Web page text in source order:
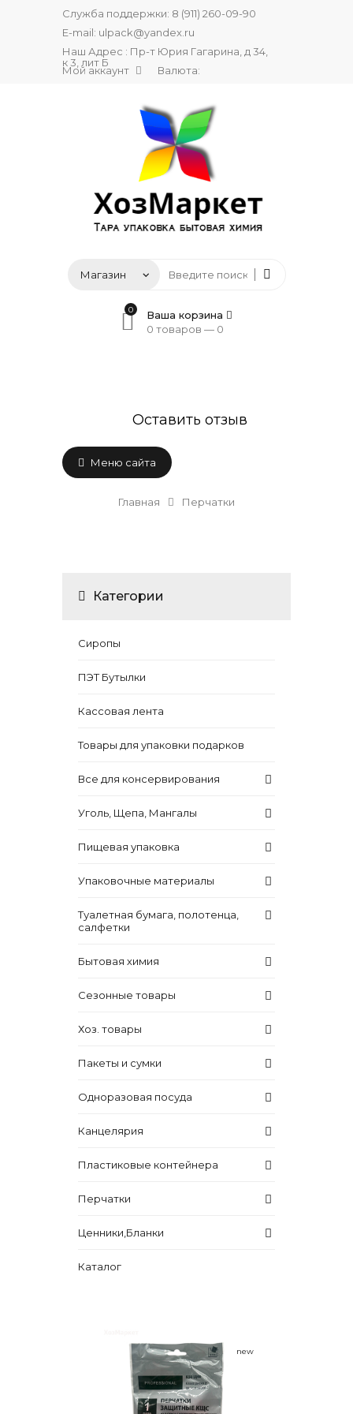
Служба поддержки: 8 (911) 260-09-90
E-mail: ulpack@yandex.ru
Наш Адрес : Пр-т Юрия Гагарина, д 34,
к 3, лит Б
Мой аккаунт Валюта:
0
Ваша корзина
0 товаров — 0
Оставить отзыв
Меню сайта
Главная Перчатки
Категории
Сиропы
ПЭТ Бутылки
Кассовая лента
Товары для упаковки подарков
Все для консервирования
Уголь, Щепа, Мангалы
Пищевая упаковка
Упаковочные материалы
Туалетная бумага, полотенца,
салфетки
Бытовая химия
Сезонные товары
Хоз. товары
Пакеты и сумки
Одноразовая посуда
Канцелярия
Пластиковые контейнера
Перчатки
Ценники,Бланки
Каталог
new